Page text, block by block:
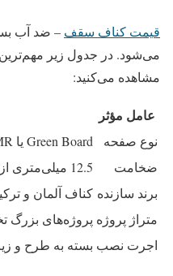
قیمت کناف سقف – ضد آب
می‌شود. در جدول زیر
مشاهده می‌کنید:
عامل مؤثر
نوع صفحه
Green Board یا MR گران‌تر هستند
ضخامت
12.5 میلی‌متری از 9 میلی‌متری گران‌تر است
برند سازنده کناف آلمان و
متراژ پروژه پروژه‌های بزرگ
اجرت نصب بسته به طرح و